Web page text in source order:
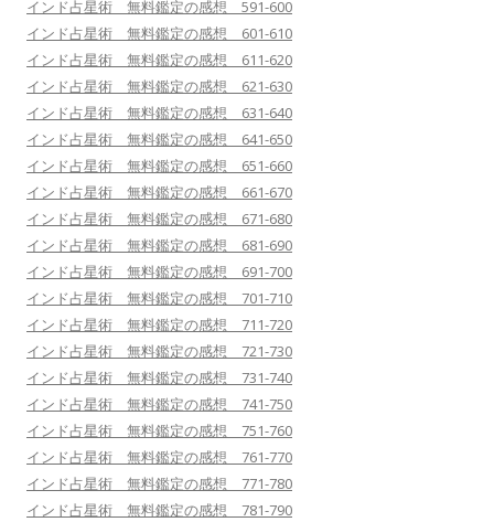
インド占星術 無料鑑定の感想 591-600
インド占星術 無料鑑定の感想 601-610
インド占星術 無料鑑定の感想 611-620
インド占星術 無料鑑定の感想 621-630
インド占星術 無料鑑定の感想 631-640
インド占星術 無料鑑定の感想 641-650
インド占星術 無料鑑定の感想 651-660
インド占星術 無料鑑定の感想 661-670
インド占星術 無料鑑定の感想 671-680
インド占星術 無料鑑定の感想 681-690
インド占星術 無料鑑定の感想 691-700
インド占星術 無料鑑定の感想 701-710
インド占星術 無料鑑定の感想 711-720
インド占星術 無料鑑定の感想 721-730
インド占星術 無料鑑定の感想 731-740
インド占星術 無料鑑定の感想 741-750
インド占星術 無料鑑定の感想 751-760
インド占星術 無料鑑定の感想 761-770
インド占星術 無料鑑定の感想 771-780
インド占星術 無料鑑定の感想 781-790